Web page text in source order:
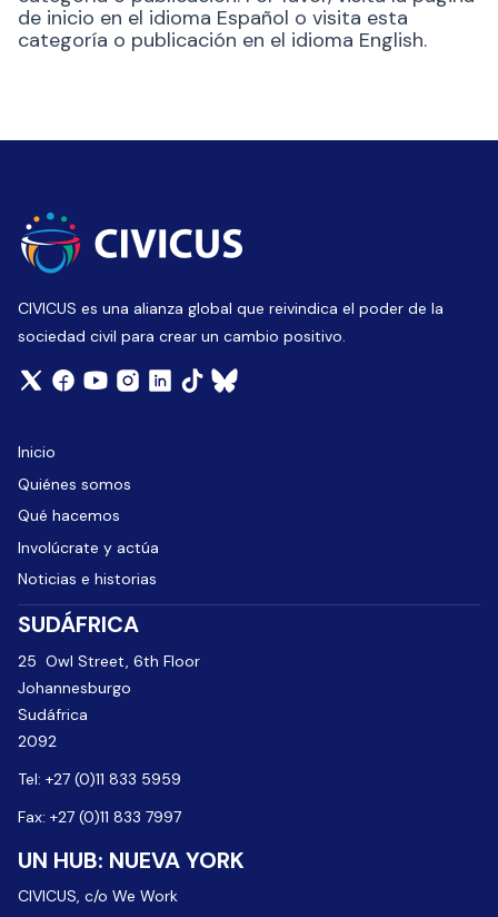
de inicio en el idioma Español o visita esta
categoría o publicación en el idioma English.
CIVICUS es una alianza global que reivindica el poder de la
sociedad civil para crear un cambio positivo.
Inicio
Quiénes somos
Qué hacemos
Involúcrate y actúa
Noticias e historias
SUDÁFRICA
25 Owl Street, 6th Floor
Johannesburgo
Sudáfrica
2092
Tel: +27 (0)11 833 5959
Fax: +27 (0)11 833 7997
UN HUB: NUEVA YORK
CIVICUS, c/o We Work